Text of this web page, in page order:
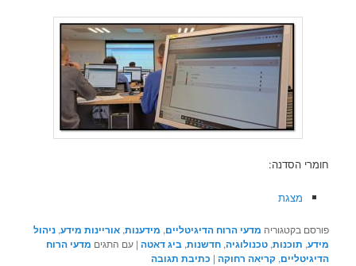
חומרי הסדנה:
מצגת
פורסם בקטגוריה מדעי הרוח הדיגיטליים, מידענות,אוריינות מידע,ניהול
מידע, תוכנות,טכנולוגיה,חדשנות,ביג דאטה |עם התגים מדעי הרוח
הדיגיטליים,קריאה רחוקה | כתיבת תגובה